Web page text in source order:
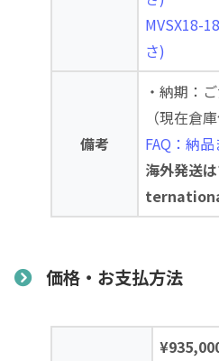
MVSX18-
さ)
備考
・納期：
（現在倉
FAQ：納
海外発送
価格・お支払方法